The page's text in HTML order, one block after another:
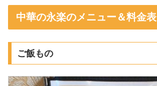
中華の永楽のメニュー＆料金表
ご飯もの